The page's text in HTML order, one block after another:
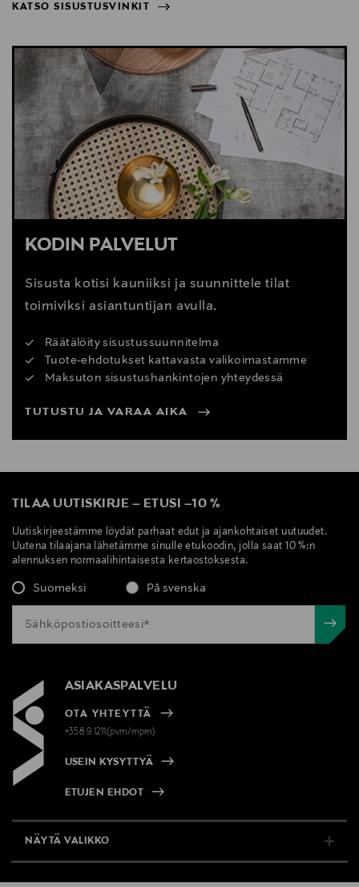
KATSO SISUSTUSVINKIT
KATSO SISUSTUSVINKIT
KODIN PALVELUT
Sisusta kotisi kauniiksi ja suunnittele tilat
toimiviksi asiantuntijan avulla.
Räätälöity sisustussuunnitelma
Tuote-ehdotukset kattavasta valikoimastamme
Maksuton sisustushankintojen yhteydessä
TUTUSTU JA VARAA AIKA
TILAA UUTISKIRJE – ETUSI –10 %
Uutiskirjeestämme löydät parhaat edut ja ajankohtaiset uutuudet.
Uutena tilaajana lähetämme sinulle etukoodin, jolla saat 10 %:n
alennuksen normaalihintaisesta kertaostoksesta.
Suomeksi På svenska
ASIAKASPALVELU
OTA YHTEYTTÄ
+358 9 1211(pvm/mpm)
USEIN KYSYTTYÄ
ETUJEN EHDOT
NÄYTÄ VALIKKO